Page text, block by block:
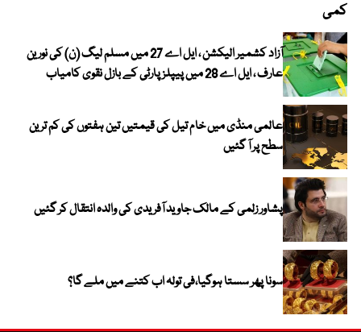
کمی
آزاد کشمیر الیکشن ، ایل اے 27 میں مسلم لیگ (ن) کی نورین
عارف ، ایل اے 28 میں پیپلز پارٹی کے بازل نقوی کامیاب
عالمی منڈی میں خام تیل کی قیمتیں تین ہفتوں کی کم ترین
سطح پر آ گئیں
پشاور زلمی کے مالک جاوید آفریدی کی والدہ انتقال کر گئیں
سونا پھر سستا ہوگیا،فی تولہ اب کتنے میں ملے گا؟